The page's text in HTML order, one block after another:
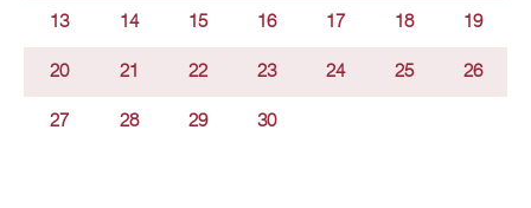
13 14 15 16 17 18 19
20 21 22 23 24 25 26
27 28 29 30